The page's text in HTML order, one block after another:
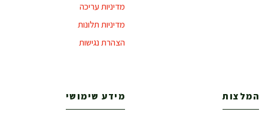
מדיניות עריכה
מדיניות תלונות
הצהרת נגישות
המלצות מידע שימושי